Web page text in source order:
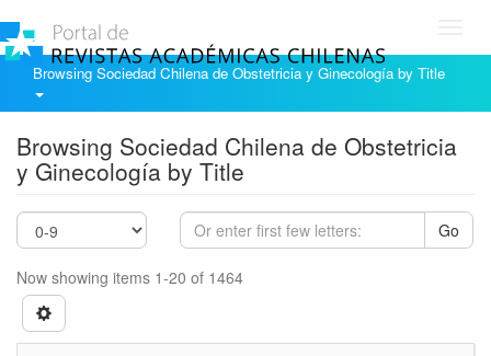
Browsing Sociedad Chilena de Obstetricia y Ginecología by Title
Browsing Sociedad Chilena de Obstetricia
y Ginecología by Title
Go
Now showing items 1-20 of 1464